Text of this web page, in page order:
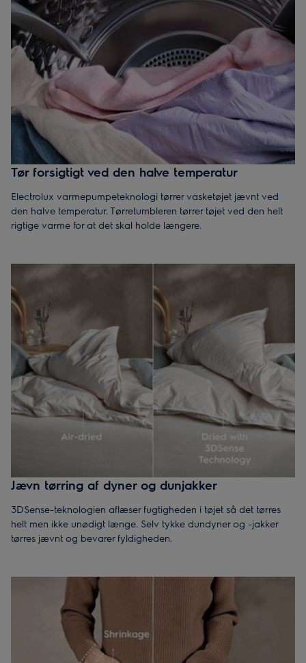
Tør forsigtigt ved den halve temperatur
Electrolux varmepumpeteknologi tørrer vasketøjet jævnt ved
den halve temperatur. Tørretumbleren tørrer tøjet ved den helt
rigtige varme for at det skal holde længere.
Jævn tørring af dyner og dunjakker
3DSense-teknologien aflæser fugtigheden i tøjet så det tørres
helt men ikke unødigt længe. Selv tykke dundyner og -jakker
tørres jævnt og bevarer fyldigheden.